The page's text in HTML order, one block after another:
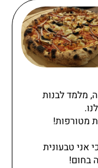
מלמד לבנות
מטורפות!
אני טבעונית
בחום!